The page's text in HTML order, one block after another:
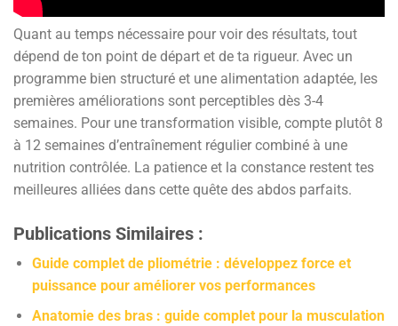
Quant au temps nécessaire pour voir des résultats, tout
dépend de ton point de départ et de ta rigueur. Avec un
programme bien structuré et une alimentation adaptée, les
premières améliorations sont perceptibles dès 3-4
semaines. Pour une transformation visible, compte plutôt 8
à 12 semaines d’entraînement régulier combiné à une
nutrition contrôlée. La patience et la constance restent tes
meilleures alliées dans cette quête des abdos parfaits.
Publications Similaires :
Guide complet de pliométrie : développez force et
puissance pour améliorer vos performances
Anatomie des bras : guide complet pour la musculation